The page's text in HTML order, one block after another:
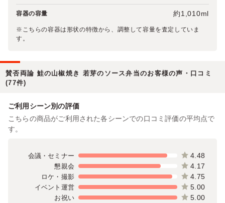
容器の容量 約1,010ml
※こちらの容器は形状の特徴から、調整して容量を査定していま
す。
賛否両論 鮭の山椒焼き 若芽のソース弁当のお客様の声・口コミ
(77件)
ご利用シーン別の評価
こちらの商品がご利用された各シーンでの口コミ評価の平均点で
す。
会議・セミナー 4.48
懇親会 4.17
ロケ・撮影 4.75
イベント運営 5.00
お祝い 5.00